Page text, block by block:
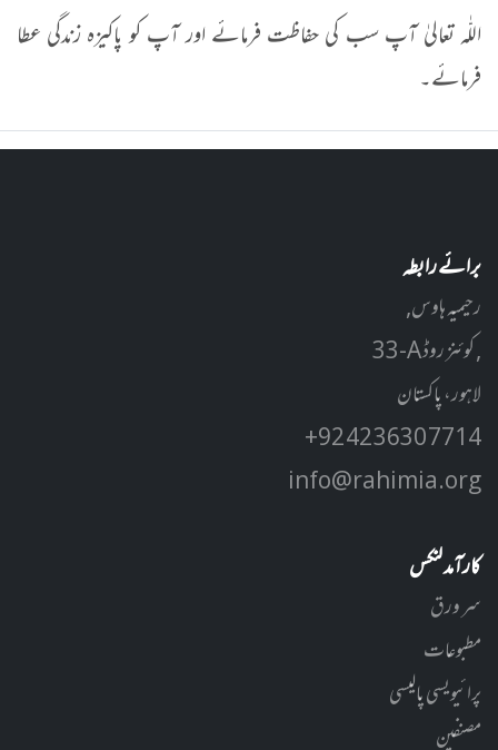
اللّٰہ تعالیٰ آپ سب کی حفاظت فرمائے اور آپ کو پاکیزہ زندگی عطا
فرمائے۔
برائے رابطہ
رحیمیہ ہاوس,
33-A کوئنز روڈ ,
لاہور، پاکستان
+92 42 3630 7714
info@rahimia.org
کارآمد لنکس
سر ورق
مطبوعات
پرائیویسی پالیسی
مصنفین